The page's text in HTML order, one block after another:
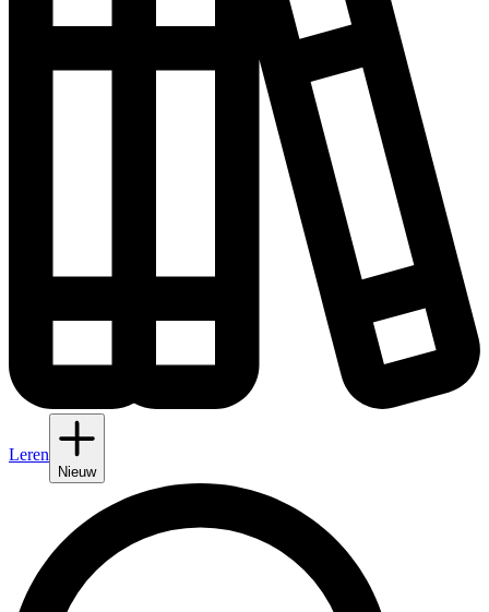
Leren
Nieuw